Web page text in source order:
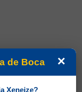
×
de Boca
Xeneize?